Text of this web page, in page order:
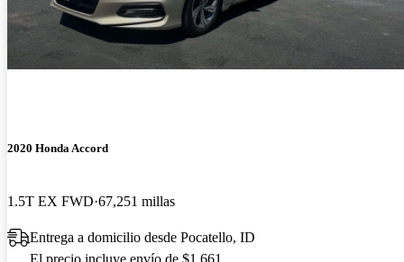
2020 Honda Accord
1.5T EX FWD 67,251 millas
Entrega a domicilio desde Pocatello, ID